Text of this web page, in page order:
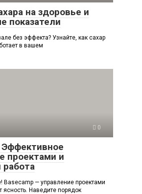
на здоровье и
показатели
без эффекта? Узнайте, как сахар
в вашем
0
Эффективное
проектами и
Basecamp — управление проектами
ясность. Наведите порядок